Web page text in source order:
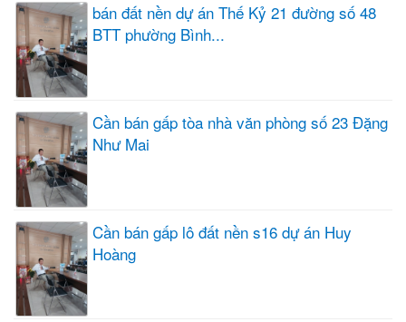
bán đất nền dự án Thế Kỷ 21 đường số 48
BTT phường Bình...
Cần bán gấp tòa nhà văn phòng số 23 Đặng
Như Mai
Cần bán gấp lô đất nền s16 dự án Huy
Hoàng